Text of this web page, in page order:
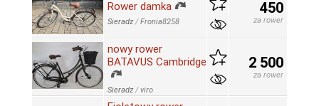
Rower damka
Sieradz /Fronia8258
450
za rower
nowy rower
BATAVUS Cambridge
Sieradz /viro
2 500
za rower